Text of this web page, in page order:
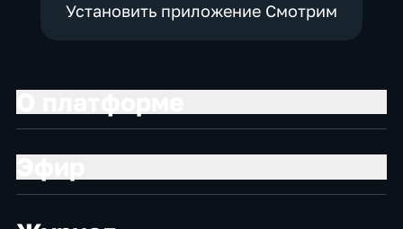
Установить приложение Смотрим